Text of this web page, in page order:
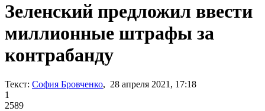
Зеленский предложил ввести
миллионные штрафы за
контрабанду
Текст: София Бровченко, 28 апреля 2021, 17:18
1
2589